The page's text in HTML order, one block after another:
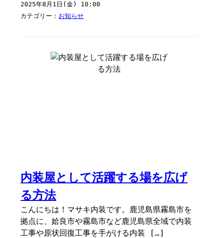
2025年8月1日(金) 10:00
カテゴリー： お知らせ
内装屋として活躍する場を広げ
る方法
こんにちは！マサキ内装です。鹿児島県霧島市を
拠点に、姶良市や霧島市など鹿児島県全域で内装
工事や原状回復工事を手がける内装 […]